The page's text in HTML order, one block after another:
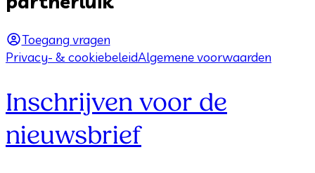
Toegang vragen
Privacy- & cookiebeleidAlgemene voorwaarden
Inschrijven voor de
nieuwsbrief